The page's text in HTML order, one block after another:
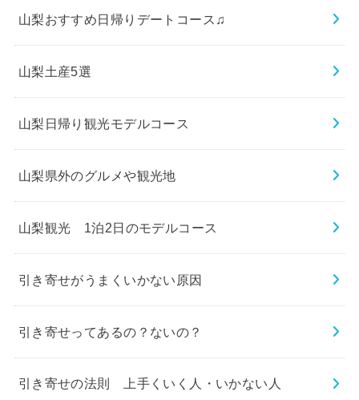
山梨おすすめ日帰りデートコース♫
山梨土産5選
山梨日帰り観光モデルコース
山梨県外のグルメや観光地
山梨観光 1泊2日のモデルコース
引き寄せがうまくいかない原因
引き寄せってあるの？ないの？
引き寄せの法則 上手くいく人・いかない人